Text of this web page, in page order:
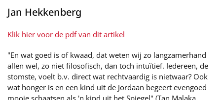
Jan Hekkenberg
Klik hier voor de pdf van dit artikel
"En wat goed is of kwaad, dat weten wij zo langzamerhand
allen wel, zo niet filosofisch, dan toch intuïtief. Iedereen, de
stomste, voelt b.v. direct wat rechtvaardig is nietwaar? Ook
wat honger is en een kind uit de Jordaan begeert evengoed
mooie schaatsen als 'n kind uit het Spiegel".(Tan Malaka